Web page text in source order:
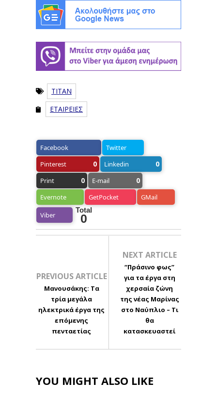
TITAN
ΕΤΑΙΡΕΙΕΣ
Facebook
Twitter
Pinterest
0 Linkedin 0
Print 0 E-mail 0
Evernote GetPocket GMail
Viber
Total
0
PREVIOUS ARTICLE
Μανουσάκης: Τα
τρία μεγάλα
ηλεκτρικά έργα της
επόμενης
πενταετίας
NEXT ARTICLE
“Πράσινο φως”
για τα έργα στη
χερσαία ζώνη
της νέας Μαρίνας
στο Ναύπλιο – Τι
θα
κατασκευαστεί
YOU MIGHT ALSO LIKE